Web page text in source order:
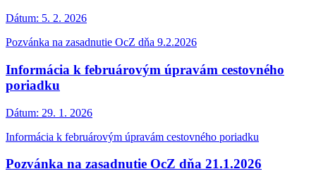
Dátum: 5. 2. 2026
Pozvánka na zasadnutie OcZ dňa 9.2.2026
Informácia k februárovým úpravám cestovného
poriadku
Dátum: 29. 1. 2026
Informácia k februárovým úpravám cestovného poriadku
Pozvánka na zasadnutie OcZ dňa 21.1.2026